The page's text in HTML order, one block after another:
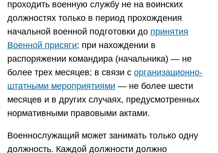
проходить военную службу не на воинских
должностях только в период прохождения
начальной военной подготовки до принятия
Военной присяги; при нахождении в
распоряжении командира (начальника) — не
более трех месяцев; в связи с организационно-
штатными мероприятиями — не более шести
месяцев и в других случаях, предусмотренных
нормативными правовыми актами.
Военнослужащий может занимать только одну
должность. Каждой должности должно